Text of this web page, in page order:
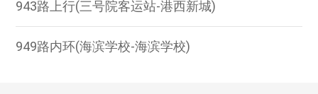
943路上行(三号院客运站-港西新城)
949路内环(海滨学校-海滨学校)